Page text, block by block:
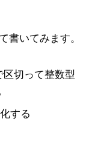
書いてみます。
区切って整数型
する